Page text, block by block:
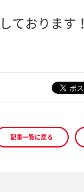
ております！
記事一覧に戻る